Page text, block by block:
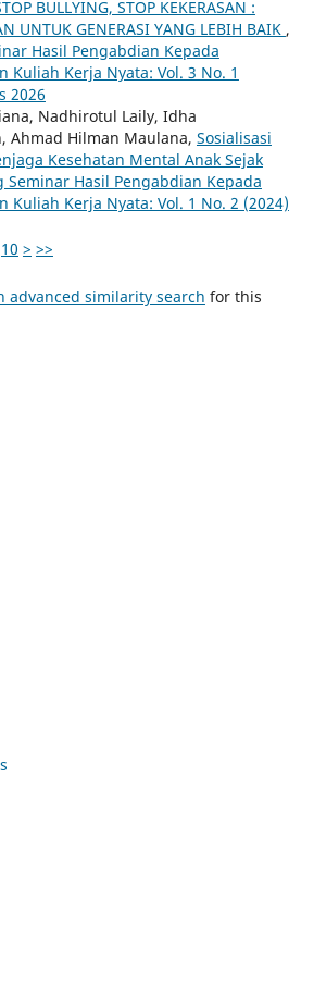
BULLYING, STOP KEKERASAN :
UNTUK GENERASI YANG LEBIH BAIK ,
Hasil Pengabdian Kepada
Kuliah Kerja Nyata: Vol. 3 No. 1
2026
Nadhirotul Laily, Idha
Ahmad Hilman Maulana, Sosialisasi
Kesehatan Mental Anak Sejak
Seminar Hasil Pengabdian Kepada
Kuliah Kerja Nyata: Vol. 1 No. 2 (2024)
10 > >>
advanced similarity search for this